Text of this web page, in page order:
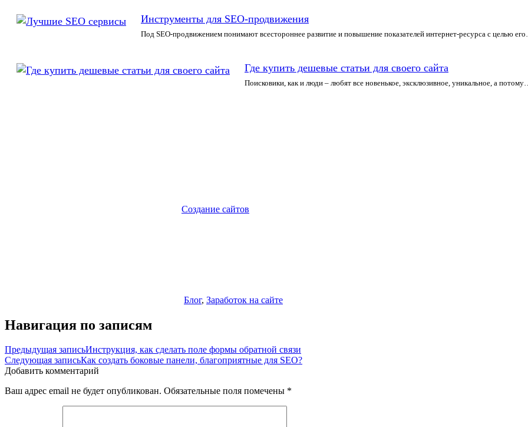
Инструменты для SEO-продвижения
Под SEO-продвижением понимают всестороннее развитие и повышение показателей интернет-ресурса с целью
Где купить дешевые статьи для своего сайта
Поисковики, как и люди – любят все новенькое, эксклюзивное, уникальное, а потому…
Создание сайтов
Блог, Заработок на сайте
Навигация по записям
Предыдущая записьИнструкция, как сделать поле формы обратной связи
Следующая записьКак создать боковые панели, благоприятные для SEO?
Добавить комментарий
Ваш адрес email не будет опубликован. Обязательные поля помечены *